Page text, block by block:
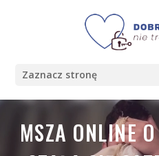
Zaznacz stronę
MSZA ONLINE